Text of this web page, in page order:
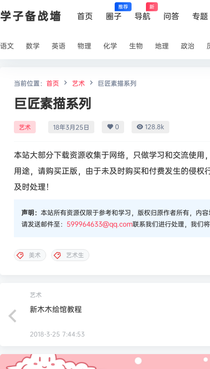
学子备战墙 首页 圈子
推荐
导航
新
问答 专题
语文 数学 英语 物理 化学 生物 地理 政治
当前位置： 首页 艺术 巨匠素描系列
巨匠素描系列
艺术 18年3月25日 0 128.8k
本站大部分下载资源收集于网络，只做学习和交流使
用途，请购买正版，由于未及时购买和付费发生的侵
及时处理！
声明： 本站所有资源仅限于参考和学习，版权归原作者所有，内
请发送邮件至： 599964633@qq.com联系我们进行处理，我们将
美术 艺术生
艺术
新木木绘馆教程
2018-3-25 7:44:53